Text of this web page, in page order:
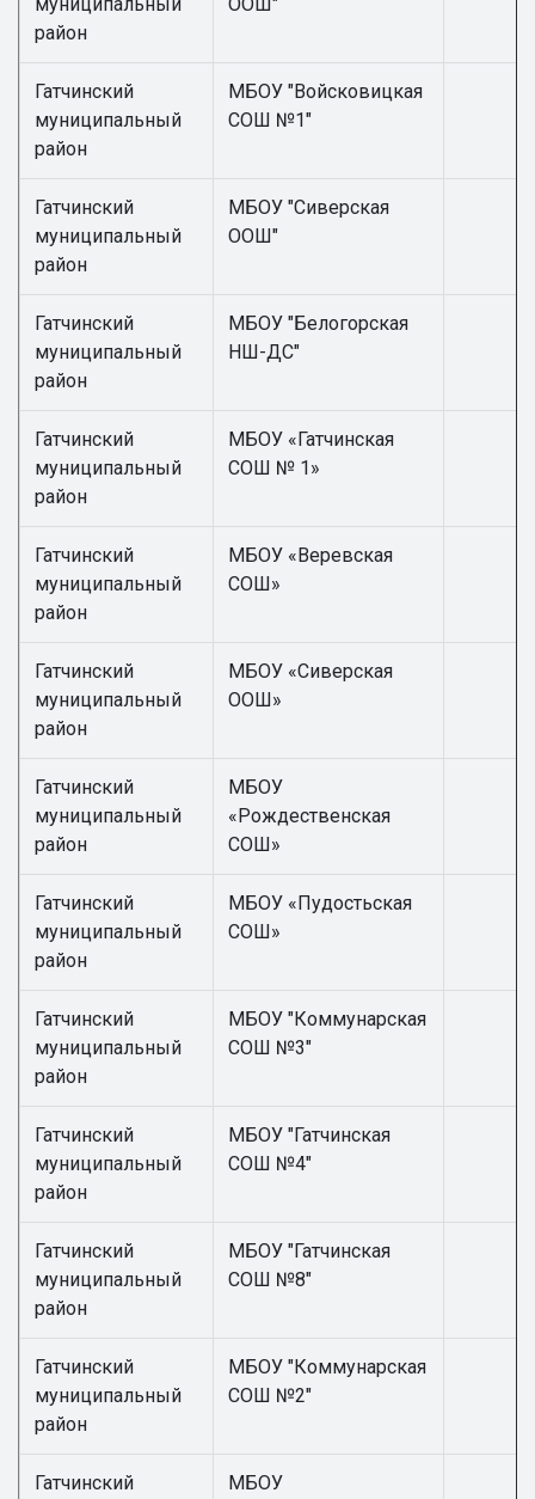
район
Гатчинский
муниципальный
район
МБОУ "Войсковицкая
СОШ №1"
Гатчинский
муниципальный
район
МБОУ "Сиверская
ООШ"
Гатчинский
муниципальный
район
МБОУ "Белогорская
НШ-ДС"
Гатчинский
муниципальный
район
МБОУ «Гатчинская
СОШ № 1»
Гатчинский
муниципальный
район
МБОУ «Веревская
СОШ»
Гатчинский
муниципальный
район
МБОУ «Сиверская
ООШ»
Гатчинский
муниципальный
район
МБОУ
«Рождественская
СОШ»
Гатчинский
муниципальный
район
МБОУ «Пудостьская
СОШ»
Гатчинский
муниципальный
район
МБОУ "Коммунарская
СОШ №3"
Гатчинский
муниципальный
район
МБОУ "Гатчинская
СОШ №4"
Гатчинский
муниципальный
район
МБОУ "Гатчинская
СОШ №8"
Гатчинский
муниципальный
район
МБОУ "Коммунарская
СОШ №2"
Гатчинский
МБОУ